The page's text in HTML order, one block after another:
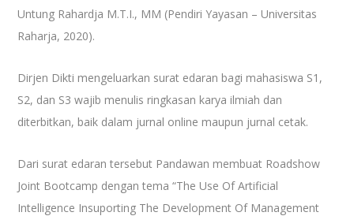
Untung Rahardja M.T.I., MM (Pendiri Yayasan – Universitas
Raharja, 2020).
Dirjen Dikti mengeluarkan surat edaran bagi mahasiswa S1,
S2, dan S3 wajib menulis ringkasan karya ilmiah dan
diterbitkan, baik dalam jurnal online maupun jurnal cetak.
Dari surat edaran tersebut Pandawan membuat Roadshow
Joint Bootcamp dengan tema “The Use Of Artificial
Intelligence Insuporting The Development Of Management